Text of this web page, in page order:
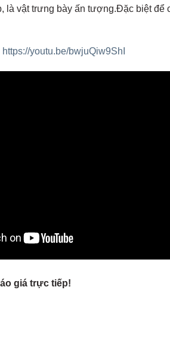
là vật trưng bày ấn tượng.Đặc biệt để
https://youtu.be/bwjuQiw9ShI
giá trực tiếp!